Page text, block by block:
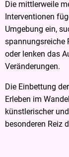
Die mittlerweile
Interventionen
Umgebung ein,
spannungsreiche
oder lenken das
Veränderungen.
Die Einbettung
Erleben im
künstlerischer
besonderen Reiz